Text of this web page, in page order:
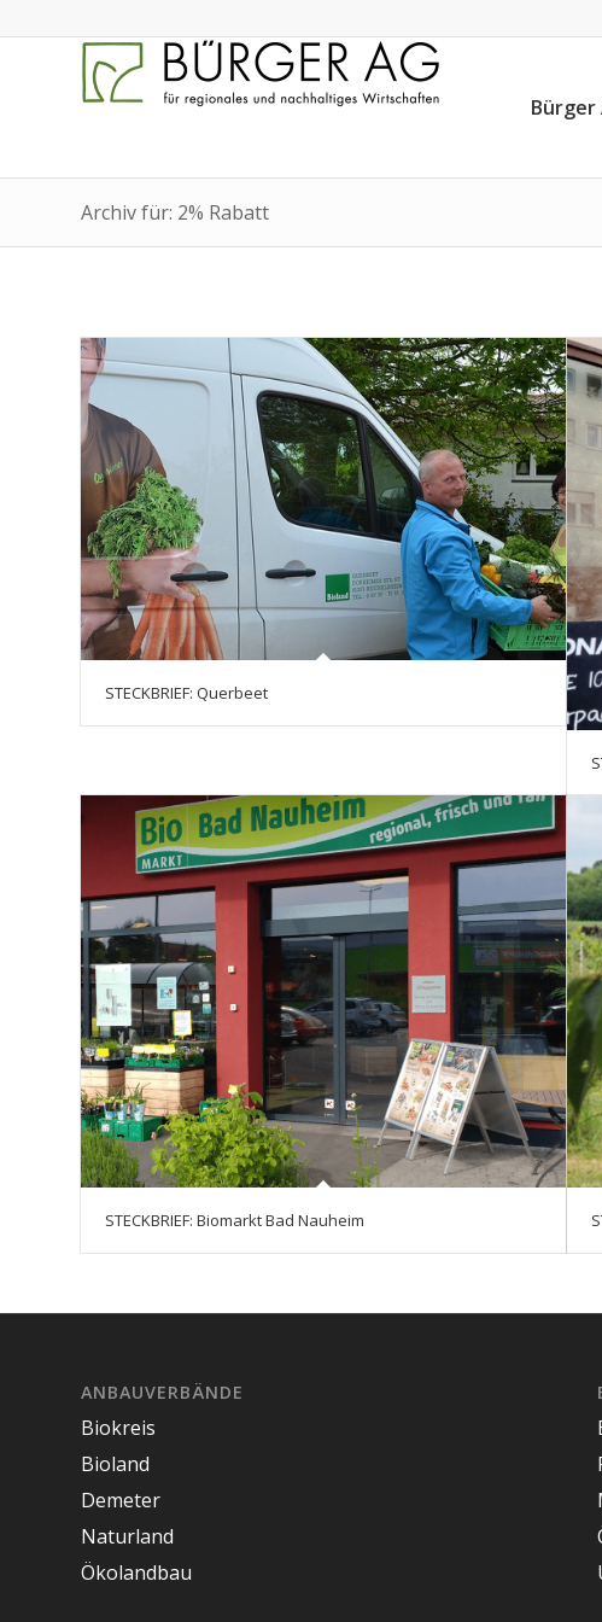
Bürger
Archiv für: 2% Rabatt
STECKBRIEF: Querbeet
STECKBRIEF: Biomarkt Bad Nauheim
ANBAUVERBÄNDE
Biokreis
Bioland
Demeter
Naturland
Ökolandbau